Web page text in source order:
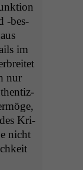
‑bes­
im
nur
des Kri­
nicht